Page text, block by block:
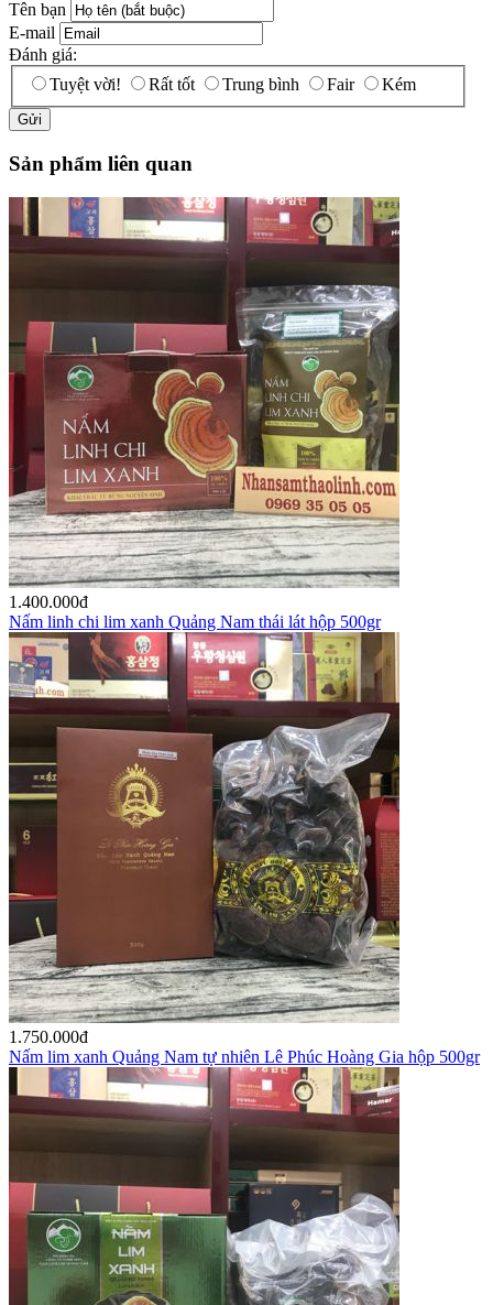
Tên bạn
E-mail
Đánh giá:
Tuyệt vời!
Rất tốt Trung bình Fair Kém
Sản phẩm liên quan
1.400.000đ
Nấm linh chi lim xanh Quảng Nam thái lát hộp 500gr
1.750.000đ
Nấm lim xanh Quảng Nam tự nhiên Lê Phúc Hoàng Gia hộp 500gr